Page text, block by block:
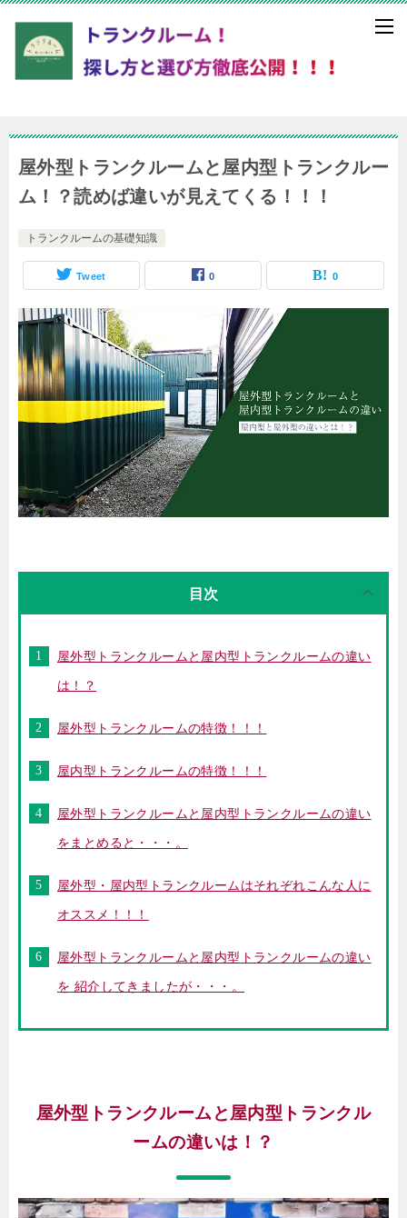
屋外型トランクルームと屋内型トランクルー
ム！？読めば違いが見えてくる！！！
トランクルームの基礎知識
Tweet 0 0
目次
屋外型トランクルームと屋内型トランクルームの違い
は！？
屋外型トランクルームの特徴！！！
屋内型トランクルームの特徴！！！
屋外型トランクルームと屋内型トランクルームの違い
をまとめると・・・。
屋外型・屋内型トランクルームはそれぞれこんな人に
オススメ！！！
屋外型トランクルームと屋内型トランクルームの違い
を 紹介してきましたが・・・。
屋外型トランクルームと屋内型トランクル
ームの違いは！？